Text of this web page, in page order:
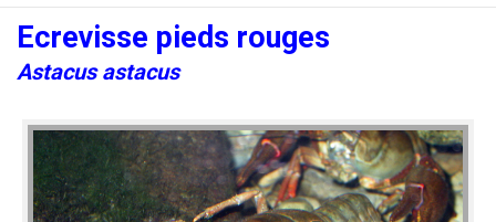
Ecrevisse pieds rouges
Astacus astacus